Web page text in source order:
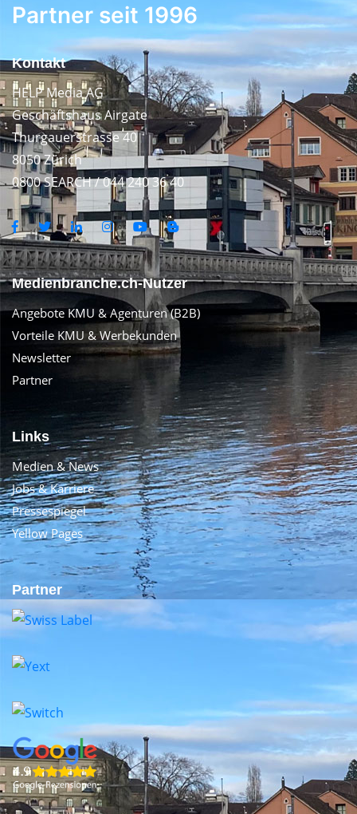
Partner seit 1996
Kontakt
HELP Media AG
Geschäftshaus Airgate
Thurgauerstrasse 40
8050 Zürich
0800 SEARCH / 044 240 36 40
Medienbranche.ch-Nutzer
Angebote KMU & Agenturen (B2B)
Vorteile KMU & Werbekunden
Newsletter
Partner
Links
Medien & News
Jobs & Karriere
Pressespiegel
Yellow Pages
Partner